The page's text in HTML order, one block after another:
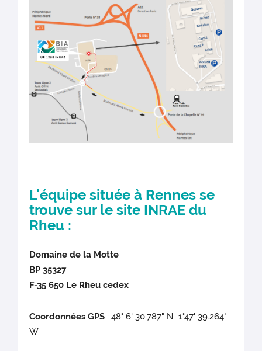
L'équipe située à Rennes se
trouve sur le site INRAE du
Rheu :
Domaine de la Motte
BP 35327
F-35 650 Le Rheu cedex
Coordonnées GPS : 48° 6' 30.787" N 1°47' 39.264"
W